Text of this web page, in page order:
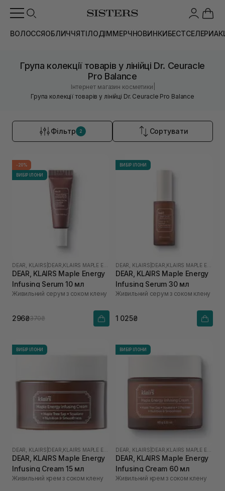
ВОЛОССЯОБЛИЧЧЯТІЛОДІММЕРЧНОВИНКИБЕСТСЕЛЕРИ
Група колекції товарів у лінійці Dr. Ceuracle
Pro Balance
Інтернет магазин косметики
Група колекції товарів у лінійці Dr. Ceuracle Pro Balance
Фільтр 2 Сортувати
-20%
ВИБІР ІЛОНИ
DEAR, KLAIRS
DEAR, KLAIRS Maple Energy
Infusing Serum 10 мл
Живильний серум з соком клену
296₴370₴
ВИБІР ІЛОНИ
DEAR, KLAIRS
DEAR, KLAIRS Maple Energy
Infusing Serum 30 мл
Живильний серум з соком клену
1 025₴
ВИБІР ІЛОНИ
DEAR, KLAIRS
DEAR, KLAIRS Maple Energy
Infusing Cream 15 мл
Живильний крем з соком клену
ВИБІР ІЛОНИ
DEAR, KLAIRS
DEAR, KLAIRS Maple Energy
Infusing Cream 60 мл
Живильний крем з соком клену